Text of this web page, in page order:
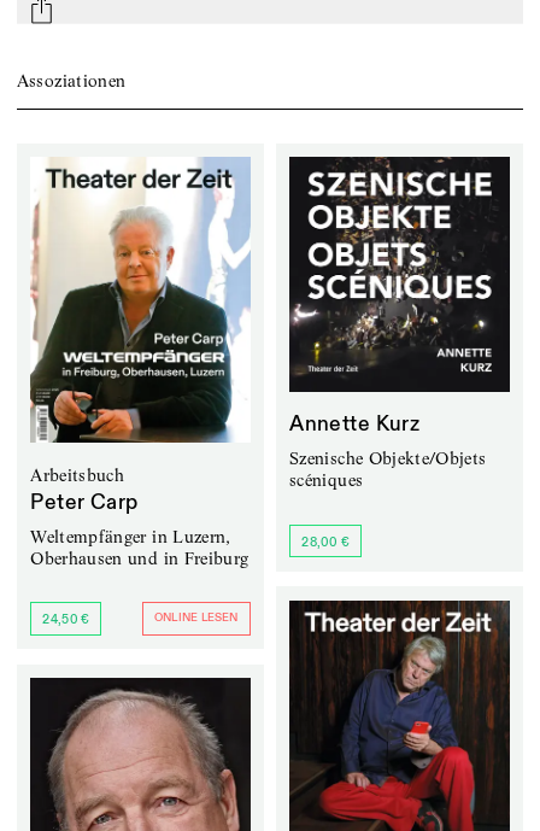
mail
Assoziationen
Arbeitsbuch
Peter Carp
Weltempfänger in Luzern,
Oberhausen und in Freiburg
24,50 € ONLINE LESEN
Annette Kurz
Szenische Objekte/Objets
scéniques
28,00 €